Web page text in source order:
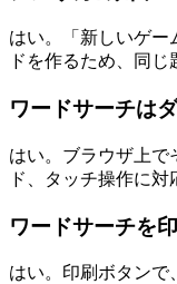
はい。「新しいゲー
ドを作るため、同じ
ワードサーチは
はい。ブラウザ上で
ド、タッチ操作に対
ワードサーチを
はい。印刷ボタンで